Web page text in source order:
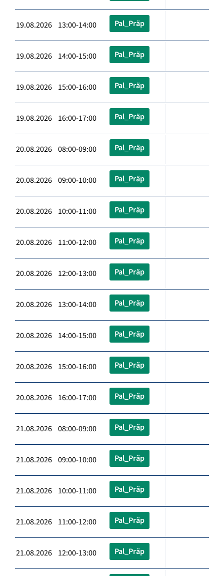
19.08.2026 13:00-14:00 Pal_Präp
19.08.2026 14:00-15:00 Pal_Präp
19.08.2026 15:00-16:00 Pal_Präp
19.08.2026 16:00-17:00 Pal_Präp
20.08.2026 08:00-09:00 Pal_Präp
20.08.2026 09:00-10:00 Pal_Präp
20.08.2026 10:00-11:00 Pal_Präp
20.08.2026 11:00-12:00 Pal_Präp
20.08.2026 12:00-13:00 Pal_Präp
20.08.2026 13:00-14:00 Pal_Präp
20.08.2026 14:00-15:00 Pal_Präp
20.08.2026 15:00-16:00 Pal_Präp
20.08.2026 16:00-17:00 Pal_Präp
21.08.2026 08:00-09:00 Pal_Präp
21.08.2026 09:00-10:00 Pal_Präp
21.08.2026 10:00-11:00 Pal_Präp
21.08.2026 11:00-12:00 Pal_Präp
21.08.2026 12:00-13:00 Pal_Präp